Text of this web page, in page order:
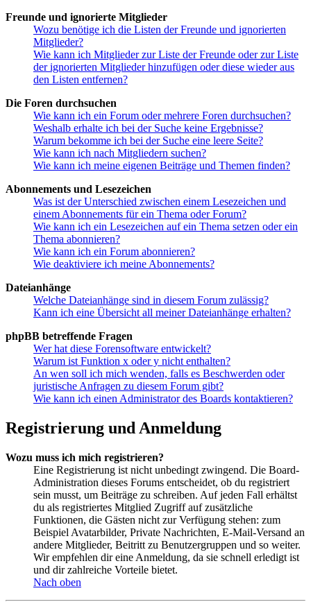
Freunde und ignorierte Mitglieder
Wozu benötige ich die Listen der Freunde und ignorierten
Mitglieder?
Wie kann ich Mitglieder zur Liste der Freunde oder zur Liste
der ignorierten Mitglieder hinzufügen oder diese wieder aus
den Listen entfernen?
Die Foren durchsuchen
Wie kann ich ein Forum oder mehrere Foren durchsuchen?
Weshalb erhalte ich bei der Suche keine Ergebnisse?
Warum bekomme ich bei der Suche eine leere Seite?
Wie kann ich nach Mitgliedern suchen?
Wie kann ich meine eigenen Beiträge und Themen finden?
Abonnements und Lesezeichen
Was ist der Unterschied zwischen einem Lesezeichen und
einem Abonnements für ein Thema oder Forum?
Wie kann ich ein Lesezeichen auf ein Thema setzen oder ein
Thema abonnieren?
Wie kann ich ein Forum abonnieren?
Wie deaktiviere ich meine Abonnements?
Dateianhänge
Welche Dateianhänge sind in diesem Forum zulässig?
Kann ich eine Übersicht all meiner Dateianhänge erhalten?
phpBB betreffende Fragen
Wer hat diese Forensoftware entwickelt?
Warum ist Funktion x oder y nicht enthalten?
An wen soll ich mich wenden, falls es Beschwerden oder
juristische Anfragen zu diesem Forum gibt?
Wie kann ich einen Administrator des Boards kontaktieren?
Registrierung und Anmeldung
Wozu muss ich mich registrieren?
Eine Registrierung ist nicht unbedingt zwingend. Die Board-
Administration dieses Forums entscheidet, ob du registriert
sein musst, um Beiträge zu schreiben. Auf jeden Fall erhältst
du als registriertes Mitglied Zugriff auf zusätzliche
Funktionen, die Gästen nicht zur Verfügung stehen: zum
Beispiel Avatarbilder, Private Nachrichten, E-Mail-Versand an
andere Mitglieder, Beitritt zu Benutzergruppen und so weiter.
Wir empfehlen dir eine Anmeldung, da sie schnell erledigt ist
und dir zahlreiche Vorteile bietet.
Nach oben